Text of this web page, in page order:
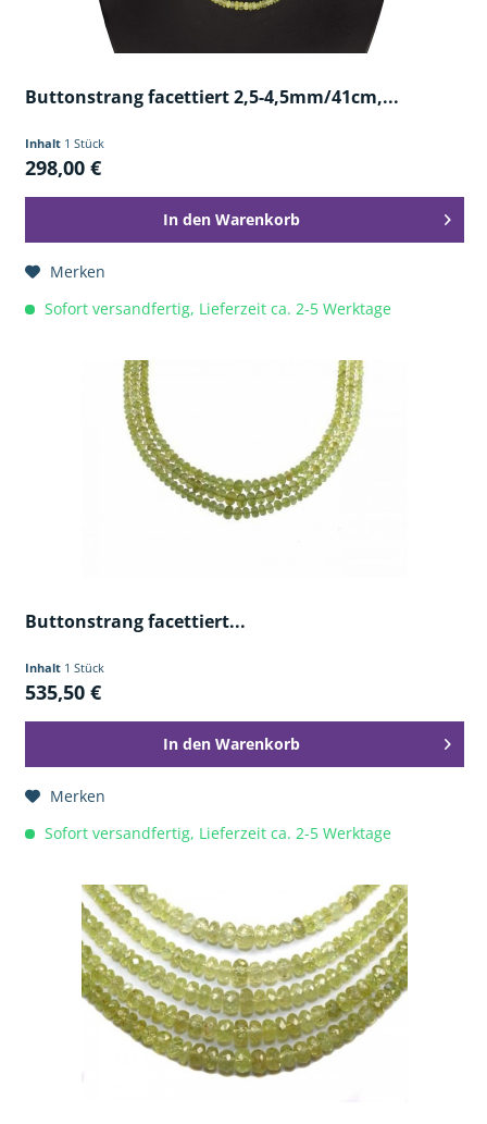
Buttonstrang facettiert 2,5-4,5mm/41cm,...
Inhalt 1 Stück
298,00 €
In den Warenkorb
Merken
Sofort versandfertig, Lieferzeit ca. 2-5 Werktage
Buttonstrang facettiert...
Inhalt 1 Stück
535,50 €
In den Warenkorb
Merken
Sofort versandfertig, Lieferzeit ca. 2-5 Werktage